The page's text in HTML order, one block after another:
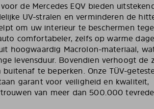
de Mercedes EQV bieden
UV-stralen en verminderen de
om uw interieur te beschermen
comfortabeler, zelfs op warme
hoogwaardig Macrolon-materiaal,
levensduur. Bovendien verhoogt de
te beperken. Onze TÜV-
garant voor veiligheid en kwaliteit,
van meer dan 500.000